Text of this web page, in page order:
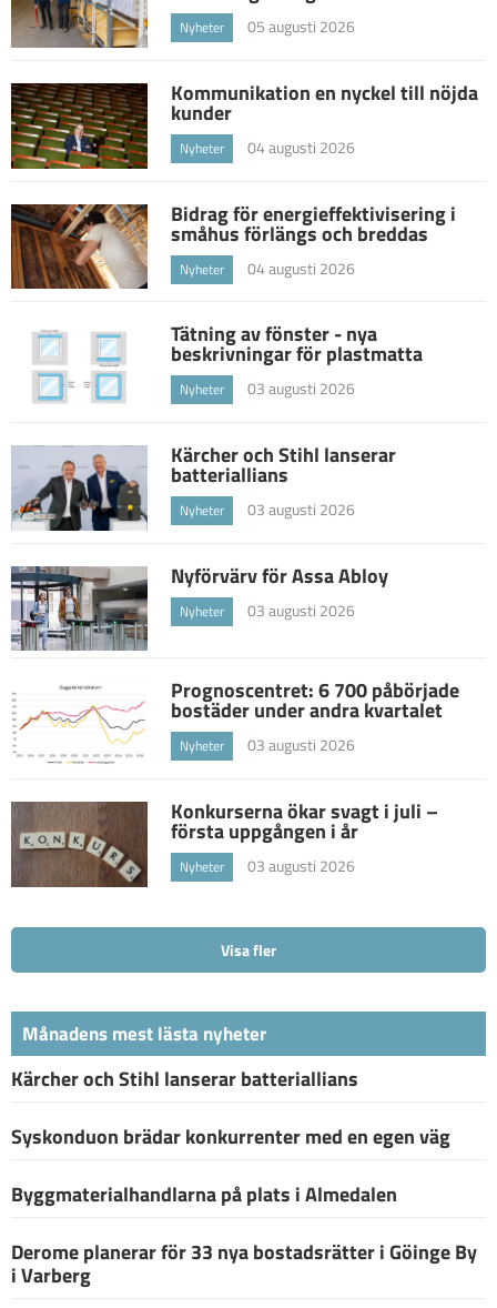
Nyheter 05 augusti 2026
Kommunikation en nyckel till nöjda
kunder
Nyheter 04 augusti 2026
Bidrag för energieffektivisering i
småhus förlängs och breddas
Nyheter 04 augusti 2026
Tätning av fönster - nya
beskrivningar för plastmatta
Nyheter 03 augusti 2026
Kärcher och Stihl lanserar
batteriallians
Nyheter 03 augusti 2026
Nyförvärv för Assa Abloy
Nyheter 03 augusti 2026
Prognoscentret: 6 700 påbörjade
bostäder under andra kvartalet
Nyheter 03 augusti 2026
Konkurserna ökar svagt i juli –
första uppgången i år
Nyheter 03 augusti 2026
Visa fler
Månadens mest lästa nyheter
Kärcher och Stihl lanserar batteriallians
Syskonduon brädar konkurrenter med en egen väg
Byggmaterialhandlarna på plats i Almedalen
Derome planerar för 33 nya bostadsrätter i Göinge By
i Varberg